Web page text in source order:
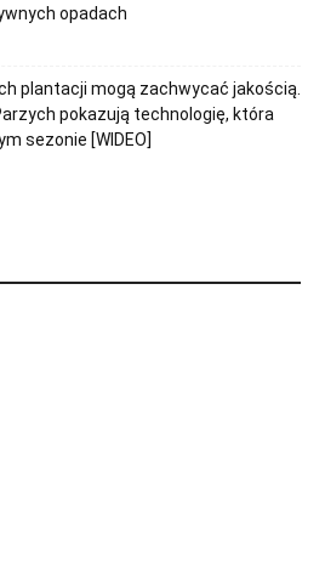
opadach
plantacji mogą zachwycać jakością.
pokazują technologię, która
sezonie [WIDEO]